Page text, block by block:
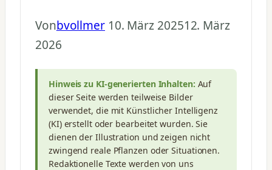
Vonbvollmer 10. März 202512. März
2026
Hinweis zu KI-generierten Inhalten: Auf
dieser Seite werden teilweise Bilder
verwendet, die mit Künstlicher Intelligenz
(KI) erstellt oder bearbeitet wurden. Sie
dienen der Illustration und zeigen nicht
zwingend reale Pflanzen oder Situationen.
Redaktionelle Texte werden von uns